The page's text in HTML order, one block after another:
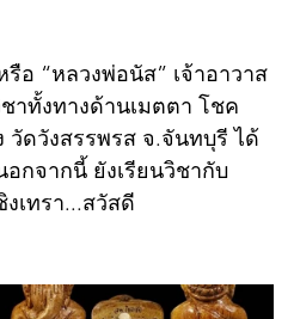
“หลวงพ่อนัส” เจ้าอาวาส
าทั้งทางด้านเมตตา โชค
ดวังสรรพรส จ.จันทบุรี ได้
กจากนี้ ยังเรียนวิชากับ
เทรา...สวัสดี